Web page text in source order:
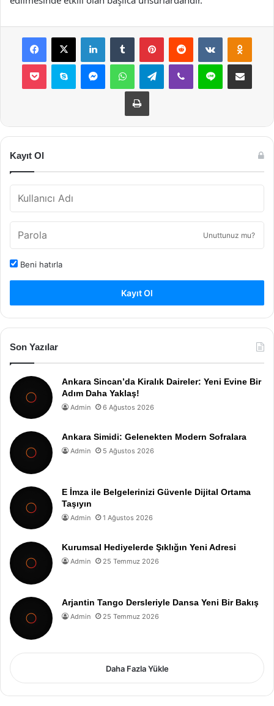
Facebook
X LinkedInTumblr PinterestReddit VKontakte
Pocket Skype MessengerWhatsAppTelegramViber Line E-Posta ile
Yazdır
Kayıt Ol
Unuttunuz mu?
Beni hatırla
Kayıt Ol
Son Yazılar
Ankara Sincan’da Kiralık Daireler: Yeni Evine Bir
Adım Daha Yaklaş!
Admin 6 Ağustos 2026
Ankara Simidi: Gelenekten Modern Sofralara
Admin 5 Ağustos 2026
E İmza ile Belgelerinizi Güvenle Dijital Ortama
Taşıyın
Admin 1 Ağustos 2026
Kurumsal Hediyelerde Şıklığın Yeni Adresi
Admin 25 Temmuz 2026
Arjantin Tango Dersleriyle Dansa Yeni Bir Bakış
Admin 25 Temmuz 2026
Daha Fazla Yükle